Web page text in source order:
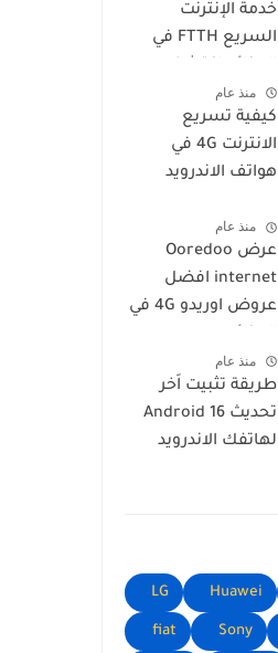
خدمة الإنترنت
السريع FTTH في
عروض IDOOM Fibre
منذ عام
كيفية تسريع
الانترنت 4G في
هواتف الاندرويد
اوريدومنذ عام
عرض Ooredoo
internet افضل
عروض اوريدو 4G في
منذ عام
طريقة تثبيت اَخر
تحديث Android 16
لهاتفك الاندرويد
Huawei
LG
Sony
fiat